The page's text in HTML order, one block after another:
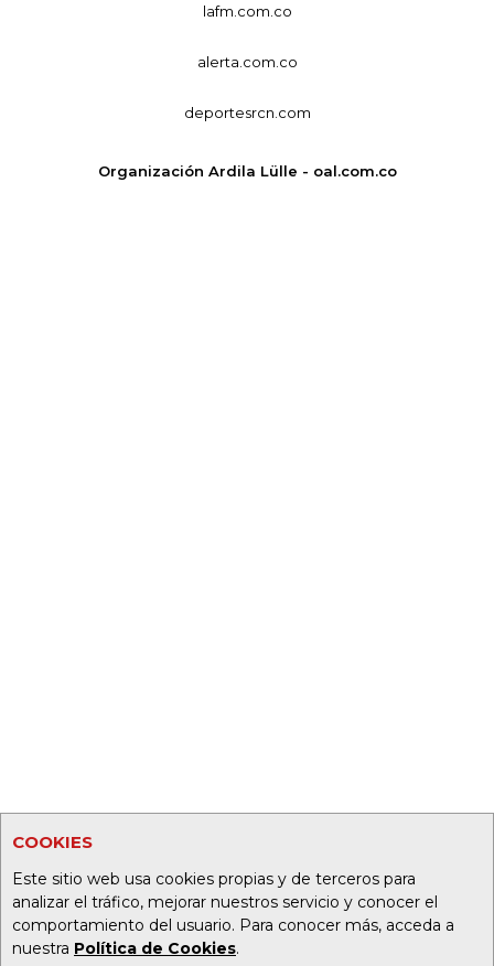
COOKIES
Este sitio web usa cookies propias y de terceros para
analizar el tráfico, mejorar nuestros servicio y conocer el
comportamiento del usuario. Para conocer más, acceda a
nuestra Política de Cookies.
lafm.com.co
alerta.com.co
deportesrcn.com
Organización Ardila Lülle - oal.com.co